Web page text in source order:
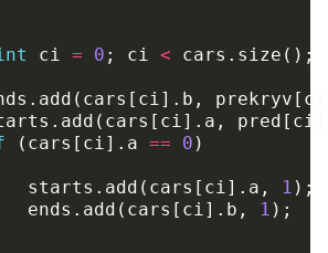
ci = 0 ; ci < cars . size ();
. add ( cars [ ci]. b , prekryv [ ci
. add ( cars [ ci]. a , pred [ ci
( cars [ ci]. a == 0 )
starts . add ( cars [ ci]. a , 1 );
ends . add ( cars [ ci]. b , 1 );